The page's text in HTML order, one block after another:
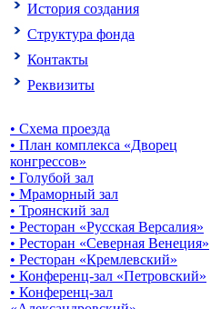
История создания
Структура фонда
Контакты
Реквизиты
• Схема проезда
• План комплекса «Дворец
конгрессов»
• Голубой зал
• Мраморный зал
• Троянский зал
• Ресторан «Русская Версалия»
• Ресторан «Северная Венеция»
• Ресторан «Кремлевский»
• Конференц-зал «Петровский»
• Конференц-зал